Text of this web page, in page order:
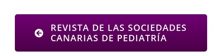
REVISTA DE LAS SOCIEDADES
CANARIAS DE PEDIATRÍA